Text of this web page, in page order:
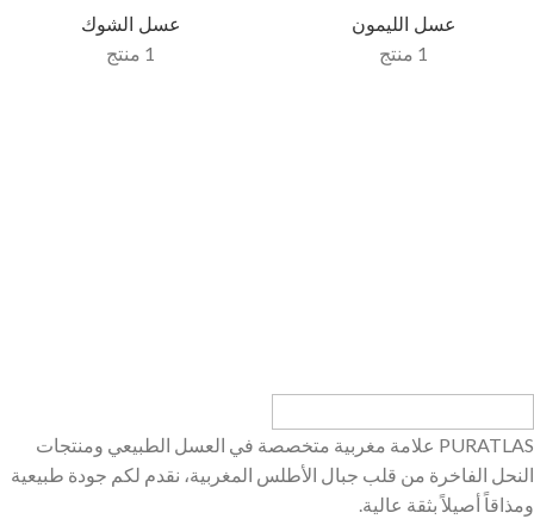
عسل الليمون
1 منتج
عسل الشوك
1 منتج
PURATLAS علامة مغربية متخصصة في العسل الطبيعي ومنتجات
النحل الفاخرة من قلب جبال الأطلس المغربية، نقدم لكم جودة طبيعية
ومذاقاً أصيلاً بثقة عالية.